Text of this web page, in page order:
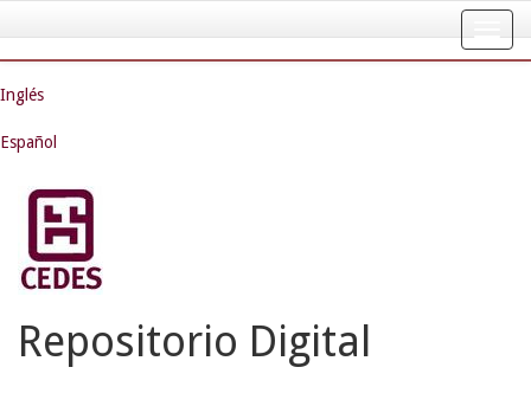
navigation
Inglés
Español
Repositorio Digital